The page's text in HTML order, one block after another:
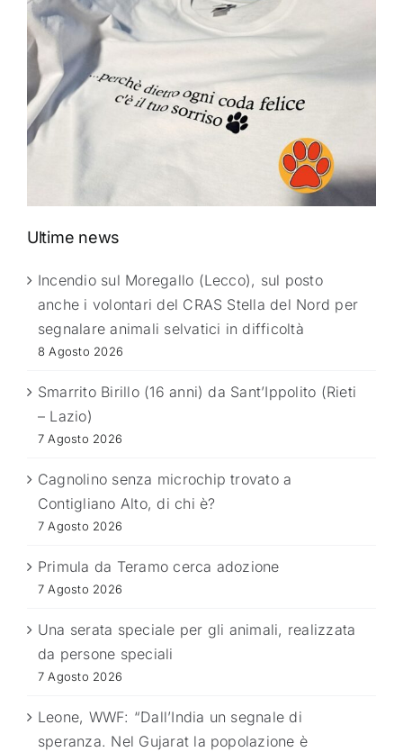
Ultime news
Incendio sul Moregallo (Lecco), sul posto
anche i volontari del CRAS Stella del Nord per
segnalare animali selvatici in difficoltà
8 Agosto 2026
Smarrito Birillo (16 anni) da Sant’Ippolito (Rieti
– Lazio)
7 Agosto 2026
Cagnolino senza microchip trovato a
Contigliano Alto, di chi è?
7 Agosto 2026
Primula da Teramo cerca adozione
7 Agosto 2026
Una serata speciale per gli animali, realizzata
da persone speciali
7 Agosto 2026
Leone, WWF: “Dall’India un segnale di
speranza. Nel Gujarat la popolazione è